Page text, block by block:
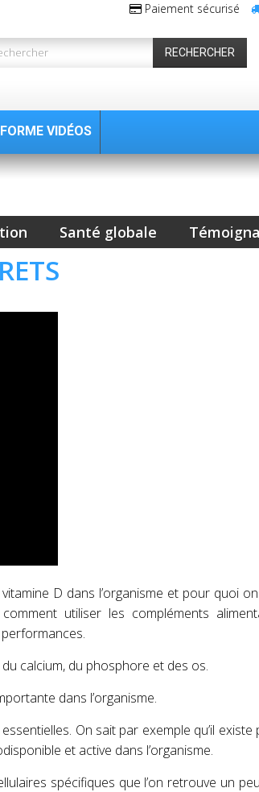
Paiement sécurisé
RECHERCHER
VIDÉOS
Santé globale
D dans l’organisme et pour quoi on
utiliser les compléments
calcium, du phosphore et des os.
dans l’organisme.
On sait par exemple qu’il existe
et active dans l’organisme.
spécifiques que l’on retrouve un